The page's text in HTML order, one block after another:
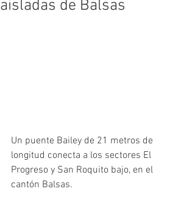
aisladas de Balsas
Un puente Bailey de 21 metros de
longitud conecta a los sectores El
Progreso y San Roquito bajo, en el
cantón Balsas.